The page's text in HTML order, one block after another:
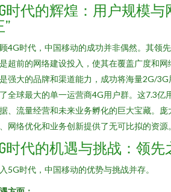
时代的辉煌：用户规模与
”
4G时代，中国移动的成功并非偶然。其领
超前的网络建设投入，使其在覆盖广度和
强大的品牌和渠道能力，成功将海量2G/
全球最大的单一运营商4G用户群。这7.3亿
、流量经营和未来业务孵化的巨大宝藏。
网络优化和业务创新提供了无可比拟的资源。
时代的机遇与挑战：领
5G时代，中国移动的优势与挑战并存。